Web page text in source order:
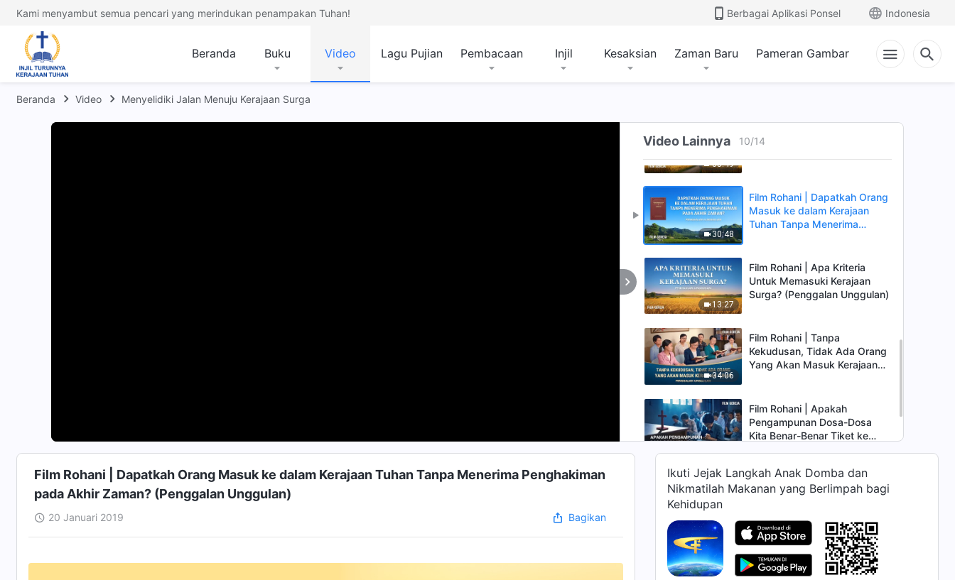
Kami menyambut semua pencari yang merindukan penampakan Tuhan! Berbagai Aplikasi Ponsel Indonesia
Beranda Buku Video Lagu Pujian Pembacaan Injil Kesaksian Zaman Baru Pameran Gambar
Beranda Video Menyelidiki Jalan Menuju Kerajaan Surga
Video Lainnya 10/14
20:56
dalam Kerajaan Tuhan?
Film Rohani | Apakah
35:49
Film Rohani | Apa Sebenarnya
Hubungan Antara
30:48
Film Rohani | Dapatkah Orang
Masuk ke dalam Kerajaan
Tuhan Tanpa Menerima
Unggulan)
13:27
Film Rohani | Apa Kriteria
Untuk Memasuki Kerajaan
Surga? (Penggalan Unggulan)
34:06
Film Rohani | Tanpa
Kekudusan, Tidak Ada Orang
Yang Akan Masuk Kerajaan
Film Rohani | Apakah
Pengampunan Dosa-Dosa
Kita Benar-Benar Tiket ke
Film Rohani | Dapatkah
Pembenaran oleh Iman dan
Orang Masuk ke dalam
Kerajaan Tuhan? (Penggalan
Unggulan)
Film Rohani | Dapatkah Orang Masuk ke dalam Kerajaan Tuhan Tanpa Menerima Penghakiman
pada Akhir Zaman? (Penggalan Unggulan)
20 Januari 2019 Bagikan
Ikuti Jejak Langkah Anak Domba dan
Nikmatilah Makanan yang Berlimpah bagi
Kehidupan